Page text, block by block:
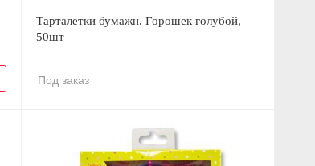
Тарталетки бумажн. Горошек голубой,
50шт
Под заказ